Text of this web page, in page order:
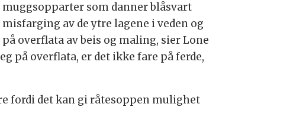
muggsopparter som danner blåsvart
misfarging av de ytre lagene i veden og
på overflata av beis og maling, sier Lone
på overflata, er det ikke fare på ferde,
fordi det kan gi råtesoppen mulighet